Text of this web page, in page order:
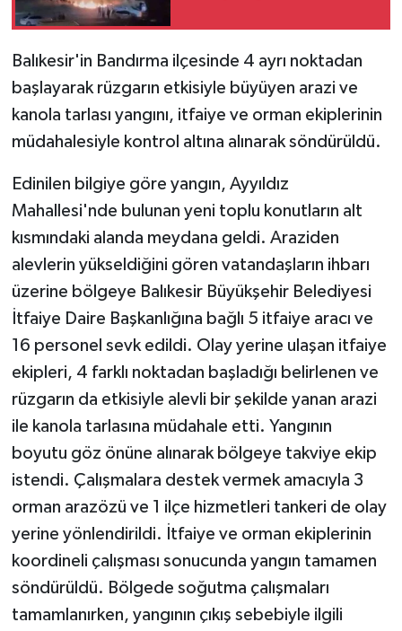
Balıkesir'in Bandırma ilçesinde 4 ayrı noktadan
başlayarak rüzgarın etkisiyle büyüyen arazi ve
kanola tarlası yangını, itfaiye ve orman ekiplerinin
müdahalesiyle kontrol altına alınarak söndürüldü.
Edinilen bilgiye göre yangın, Ayyıldız
Mahallesi'nde bulunan yeni toplu konutların alt
kısmındaki alanda meydana geldi. Araziden
alevlerin yükseldiğini gören vatandaşların ihbarı
üzerine bölgeye Balıkesir Büyükşehir Belediyesi
İtfaiye Daire Başkanlığına bağlı 5 itfaiye aracı ve
16 personel sevk edildi. Olay yerine ulaşan itfaiye
ekipleri, 4 farklı noktadan başladığı belirlenen ve
rüzgarın da etkisiyle alevli bir şekilde yanan arazi
ile kanola tarlasına müdahale etti. Yangının
boyutu göz önüne alınarak bölgeye takviye ekip
istendi. Çalışmalara destek vermek amacıyla 3
orman arazözü ve 1 ilçe hizmetleri tankeri de olay
yerine yönlendirildi. İtfaiye ve orman ekiplerinin
koordineli çalışması sonucunda yangın tamamen
söndürüldü. Bölgede soğutma çalışmaları
tamamlanırken, yangının çıkış sebebiyle ilgili
GÜNDEM
Güvenlik
HABERDE İNSAN
İNSAN
İş Dünyası
Jandarma
Kadın
MAGAZİN
Otomobil
POLİTİKA
Sağlık
SİYASET
SPOR HABERLERİ